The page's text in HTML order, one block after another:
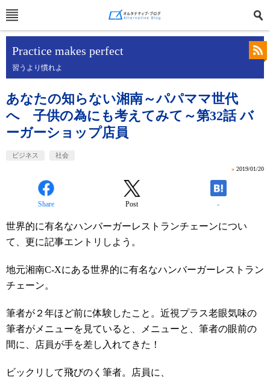
Practice makes perfect
習うより慣れよ
あなたの知らない湘南～パパママ世代
へ 子供の為にも考えてみて～第32話 バ
ーガーショップ店員
ビジネス 社会
» 2019/01/20
Share Post -
世界的に有名なハンバーガーレストランチェーンについ
て、更に記事エントリしよう。
地元湘南C-Xにある世界的に有名なハンバーガーレストラン
チェーン。
筆者が２年ほど前に体験したこと。近視プラス老眼気味の
筆者がメニューを見ていると、メニューと、筆者の眼前の
間に、店員が手を差し入れてきた！
ビックリして飛びのく筆者。店員に、